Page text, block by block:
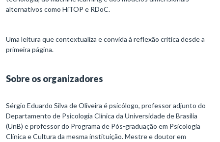
alternativos como HiTOP e RDoC.
Uma leitura que contextualiza e convida à reflexão crítica desde a
primeira página.
Sobre os organizadores
Sérgio Eduardo Silva de Oliveira é psicólogo, professor adjunto do
Departamento de Psicologia Clínica da Universidade de Brasília
(UnB) e professor do Programa de Pós-graduação em Psicologia
Clínica e Cultura da mesma instituição. Mestre e doutor em